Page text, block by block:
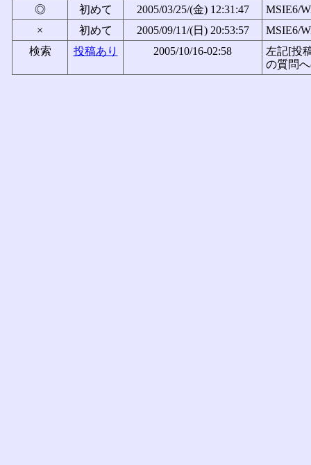
◎
初めて 2005/03/25/(金) 12:31:47
MSIE6/
×
初めて 2005/09/11/(日) 20:53:57
MSIE6/
検索
投稿あり 2005/10/16-02:58
左記[投
の質問